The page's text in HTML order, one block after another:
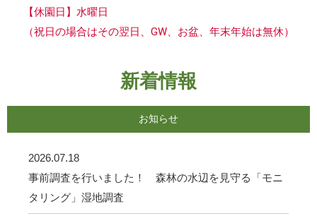
【休園日】水曜日
（祝日の場合はその翌日、GW、お盆、年末年始は無休）
新着情報
お知らせ
2026.07.18
事前調査を行いました！ 森林の水辺を見守る「モニ
タリング」湿地調査